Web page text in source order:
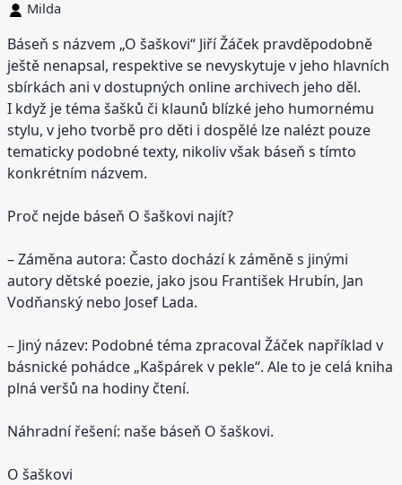
Milda
Báseň s názvem „O šaškovi“ Jiří Žáček pravděpodobně
ještě nenapsal, respektive se nevyskytuje v jeho hlavních
sbírkách ani v dostupných online archivech jeho děl.
I když je téma šašků či klaunů blízké jeho humornému
stylu, v jeho tvorbě pro děti i dospělé lze nalézt pouze
tematicky podobné texty, nikoliv však báseň s tímto
konkrétním názvem.
Proč nejde báseň O šaškovi najít?
– Záměna autora: Často dochází k záměně s jinými
autory dětské poezie, jako jsou František Hrubín, Jan
Vodňanský nebo Josef Lada.
– Jiný název: Podobné téma zpracoval Žáček například v
básnické pohádce „Kašpárek v pekle“. Ale to je celá kniha
plná veršů na hodiny čtení.
Náhradní řešení: naše báseň O šaškovi.
O šaškovi